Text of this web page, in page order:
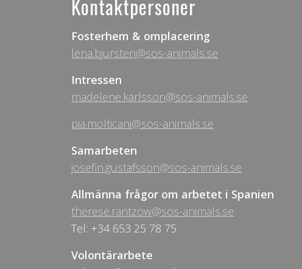
Kontaktpersoner
Fosterhem & omplacering
lena.bjursten@sos-animals.se
Intressen
madelene.karlsson@sos-animals.se
pia.molticani@sos-animals.se
Samarbeten
josefin.gustafsson@sos-animals.se
Allmänna frågor om arbetet i Spanien
therese.rantzow@sos-animals.se
Tel: +34 653 25 78 75
Volontärarbete